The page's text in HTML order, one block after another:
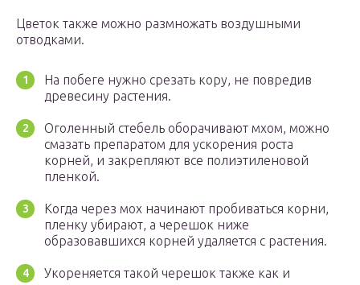
Цветок также можно размножать воздушными
отводками.
На побеге нужно срезать кору, не повредив
древесину растения.
Оголенный стебель оборачивают мхом, можно
смазать препаратом для ускорения роста
корней, и закрепляют все полиэтиленовой
пленкой.
Когда через мох начинают пробиваться корни,
пленку убирают, а черешок ниже
образовавшихся корней удаляется с растения.
Укореняется такой черешок также как и